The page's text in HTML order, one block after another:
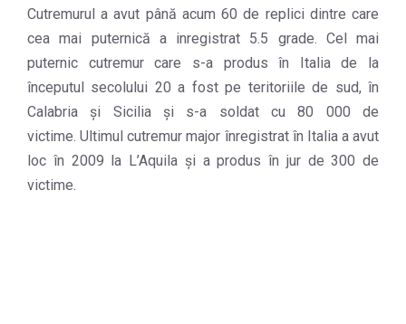
Cutremurul a avut până acum 60 de replici dintre care
cea mai puternică a inregistrat 5.5 grade. Cel mai
puternic cutremur care s-a produs în Italia de la
începutul secolului 20 a fost pe teritoriile de sud, în
Calabria și Sicilia și s-a soldat cu 80 000 de
victime. Ultimul cutremur major înregistrat în Italia a avut
loc în 2009 la L’Aquila și a produs în jur de 300 de
victime.